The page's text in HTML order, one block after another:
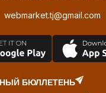
webmarket.tj@gmail.com
БЮЛЛЕТЕНЬ